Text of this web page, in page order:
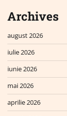
Archives
august 2026
iulie 2026
iunie 2026
mai 2026
aprilie 2026